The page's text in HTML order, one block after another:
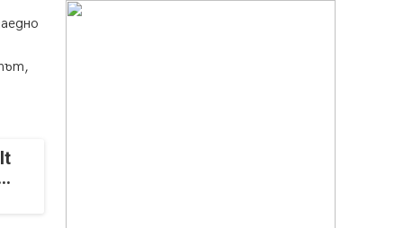
Да отговорим на жегите с филм